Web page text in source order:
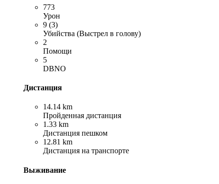
773
Урон
9 (3)
Убийства (Выстрел в голову)
2
Помощи
5
DBNO
Дистанция
14.14 km
Пройденная дистанция
1.33 km
Дистанция пешком
12.81 km
Дистанция на транспорте
Выживание